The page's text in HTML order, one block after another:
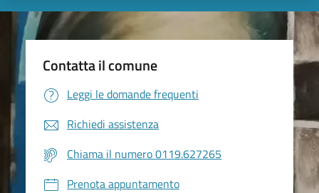
Contatta il comune
Leggi le domande frequenti
Richiedi assistenza
Chiama il numero 0119.627265
Prenota appuntamento